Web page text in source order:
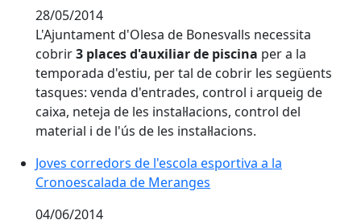
28/05/2014
L'Ajuntament d'Olesa de Bonesvalls necessita
cobrir3 places d'auxiliar de piscina per a la
temporada d'estiu, per tal de cobrir les següents
tasques: venda d'entrades, control i arqueig de
caixa, neteja de les instal·lacions, control del
material i de l'ús de les instal·lacions.
Joves corredors de l'escola esportiva a la
Cronoescalada de Meranges
04/06/2014